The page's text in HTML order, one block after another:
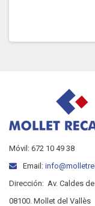
Móvil: 672 10 49 38
Email:
Dirección: Av. Caldes
08100. Mollet del Vallès